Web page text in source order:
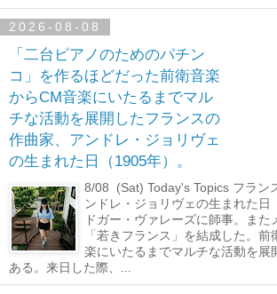
2026-08-08
「二台ピアノのためのパチン
コ」を作るほどだった前衛音楽
からCM音楽にいたるまでマル
チな活動を展開したフランスの
作曲家、アンドレ・ジョリヴェ
の生まれた日（1905年）。
8/08 (Sat) Today's Topics フラン
ンドレ・ジョリヴェの生まれた日
ドガー・ヴァレーズに師事。また
「若きフランス」を結成した。
楽にいたるまでマルチな活動を展
ある。来日した際、...